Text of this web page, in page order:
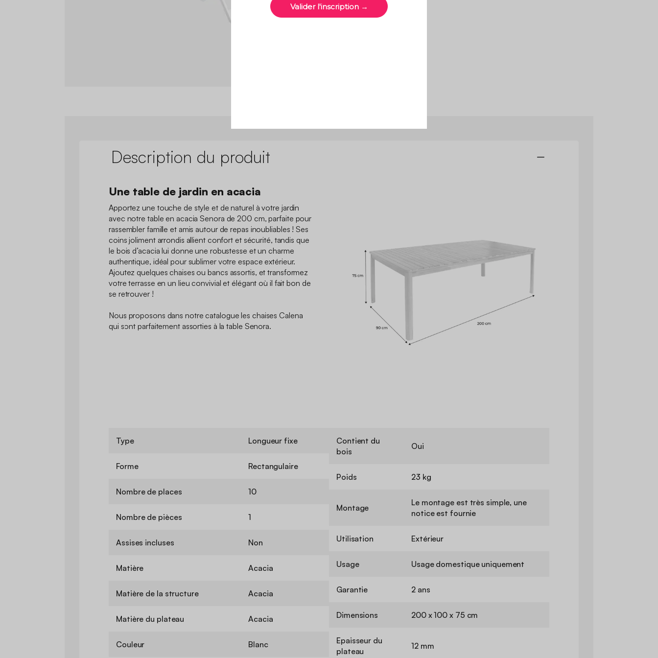
Description du produit
Une table de jardin en acacia
Apportez une touche de style et de naturel à votre jardin
avec notre table en acacia Senora de 200 cm, parfaite pour
rassembler famille et amis autour de repas inoubliables ! Ses
coins joliment arrondis allient confort et sécurité, tandis que
le bois d’acacia lui donne une robustesse et un charme
authentique, idéal pour sublimer votre espace extérieur.
Ajoutez quelques chaises ou bancs assortis, et transformez
votre terrasse en un lieu convivial et élégant où il fait bon de
se retrouver !
Nous proposons dans notre catalogue les chaises Calena
qui sont parfaitement assorties à la table Senora.
Type Longueur fixe
Forme Rectangulaire
Nombre de places 10
Nombre de pièces 1
Assises incluses Non
Matière Acacia
Matière de la structure Acacia
Matière du plateau Acacia
Couleur Blanc
Contient du
bois
Oui
Poids 23 kg
Montage
Le montage est très simple, une
notice est fournie
Utilisation Extérieur
Usage Usage domestique uniquement
Garantie 2 ans
Dimensions 200 x 100 x 75 cm
Epaisseur du
plateau
12 mm